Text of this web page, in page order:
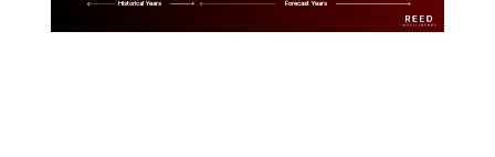
Historical Years Forecast Years